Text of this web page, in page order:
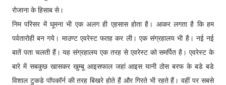
रोजाना के हिसाब से।
निम परिसर में घूमना भी एक अलग ही एहसास होता है। आकर लगता है कि हम
पर्वतारोही बन गये। माउण्ट एवरेस्ट फतह कर ली। एक संग्रहालय भी है। नई नई
बातें पता चलती हैं। यह संग्रहालय एक तरह से एवरेस्ट को समर्पित है। एवरेस्ट के
बारे में सबकुछ खासकर खुम्बू आइसफाल जहां आइस यानी ठोस बरफ के बडे बडे
विशाल टुकडे पॉपकॉर्न की तरह बिखरे होते हैं और गिरते भी रहते हैं। वहीं पर सबसे